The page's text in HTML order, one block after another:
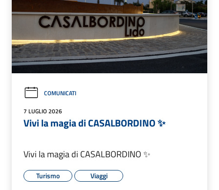
COMUNICATI
7 LUGLIO 2026
Vivi la magia di CASALBORDINO ✨
Vivi la magia di CASALBORDINO ✨
Turismo Viaggi